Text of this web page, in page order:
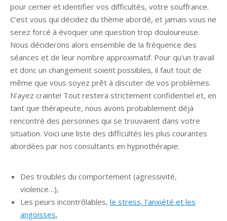
pour cerner et identifier vos difficultés, votre souffrance.
C’est vous qui décidez du thème abordé, et jamais vous ne
serez forcé à évoquer une question trop douloureuse.
Nous déciderons alors ensemble de la fréquence des
séances et de leur nombre approximatif. Pour qu’un travail
et donc un changement soient possibles, il faut tout de
même que vous soyez prêt à discuter de vos problèmes.
N’ayez crainte! Tout restera strictement confidentiel et, en
tant que thérapeute, nous avons probablement déjà
rencontré des personnes qui se trouvaient dans votre
situation. Voici une liste des difficultés les plus courantes
abordées par nos consultants en hypnothérapie:
Des troubles du comportement (agressivité,
violence…),
Les peurs incontrôlables, le stress, l’anxiété et les
angoisses,